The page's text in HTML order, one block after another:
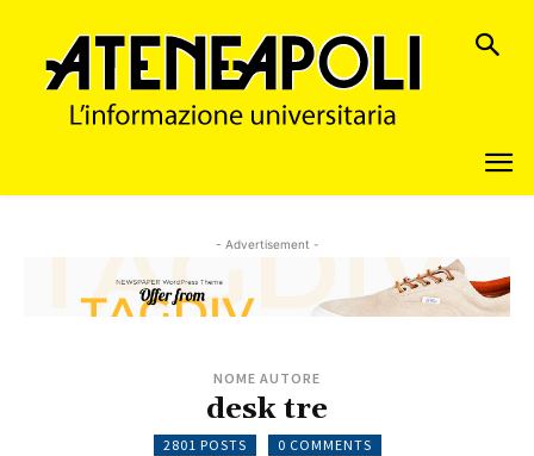
- Advertisement -
NOME AUTORE
desk tre
2801 POSTS 0 COMMENTS